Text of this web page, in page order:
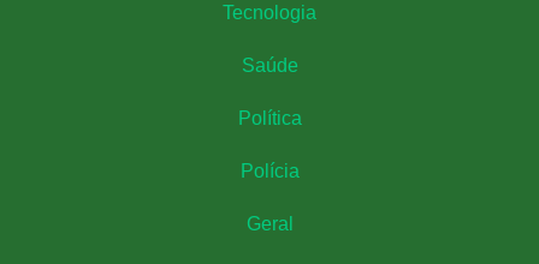
Tecnologia
Saúde
Política
Polícia
Geral